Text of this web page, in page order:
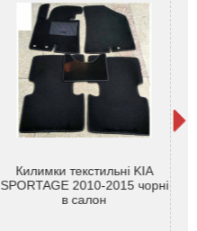
Килимки текстильні KIA
SPORTAGE 2010-2015 чорні
в салон